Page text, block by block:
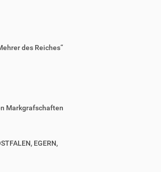
des Reiches“
Markgrafschaften
EGERN,